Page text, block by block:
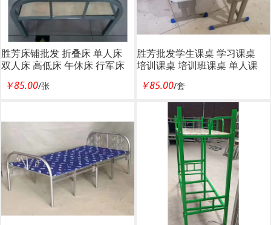
胜芳床铺批发 折叠床 单人床
双人床 高低床 午休床 行军床
成林家具
￥85.00/张
胜芳批发学生课桌 学习课桌
培训课桌 培训班课桌 单人课
桌 学生家具 学校家具 鑫成林
￥85.00/套